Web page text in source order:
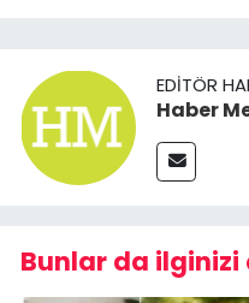
EDITÖR
Haber
Bunlar da ilginizi